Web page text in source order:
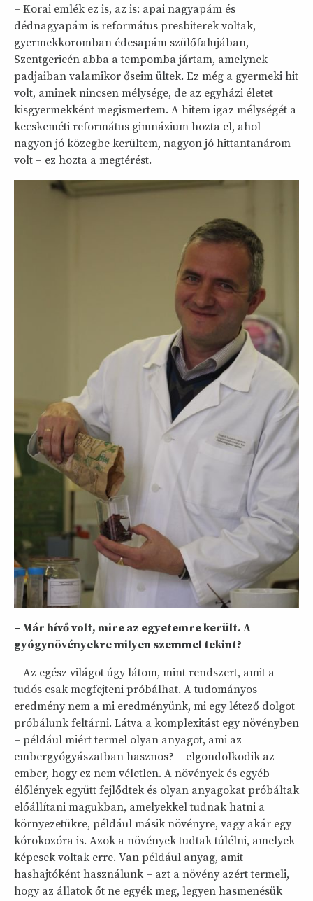
– Korai emlék ez is, az is: apai nagyapám és
dédnagyapám is református presbiterek voltak,
gyermekkoromban édesapám szülőfalujában,
Szentgericén abba a tempomba jártam, amelynek
padjaiban valamikor őseim ültek. Ez még a gyermeki hit
volt, aminek nincsen mélysége, de az egyházi életet
kisgyermekként megismertem. A hitem igaz mélységét a
kecskeméti református gimnázium hozta el, ahol
nagyon jó közegbe kerültem, nagyon jó hittantanárom
volt – ez hozta a megtérést.
– Már hívő volt, mire az egyetemre került. A
gyógynövényekre milyen szemmel tekint?
– Az egész világot úgy látom, mint rendszert, amit a
tudós csak megfejteni próbálhat. A tudományos
eredmény nem a mi eredményünk, mi egy létező dolgot
próbálunk feltárni. Látva a komplexitást egy növényben
– például miért termel olyan anyagot, ami az
embergyógyászatban hasznos? – elgondolkodik az
ember, hogy ez nem véletlen. A növények és egyéb
élőlények együtt fejlődtek és olyan anyagokat próbáltak
előállítani magukban, amelyekkel tudnak hatni a
környezetükre, például másik növényre, vagy akár egy
kórokozóra is. Azok a növények tudtak túlélni, amelyek
képesek voltak erre. Van például anyag, amit
hashajtóként használunk – azt a növény azért termeli,
hogy az állatok őt ne egyék meg, legyen hasmenésük